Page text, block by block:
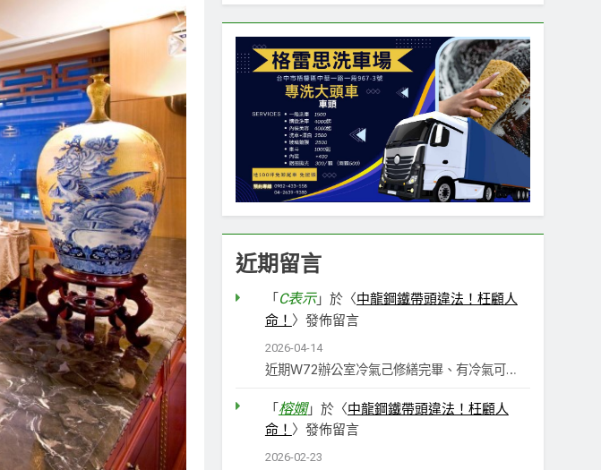
近期留言
「 C表示」於〈中龍鋼鐵帶頭違法！枉顧人
命！ 〉發佈留言
2026-04-14
近期W72辦公室冷氣己修繕完畢、有冷氣可…
「 榕嫻」於〈中龍鋼鐵帶頭違法！枉顧人
命！ 〉發佈留言
2026-02-23